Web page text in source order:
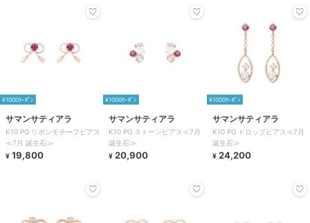
¥1000ｸｰﾎﾟﾝ
サマンサティアラ
K10 PG リボンモチーフピアス
≪7月 誕生石≫
¥ 19,800
¥1000ｸｰﾎﾟﾝ
サマンサティアラ
K10 PG ストーンピアス≪7月
誕生石≫
¥ 20,900
¥1000ｸｰﾎﾟﾝ
サマンサティアラ
K10 PG ドロップピアス≪7月
誕生石≫
¥ 24,200